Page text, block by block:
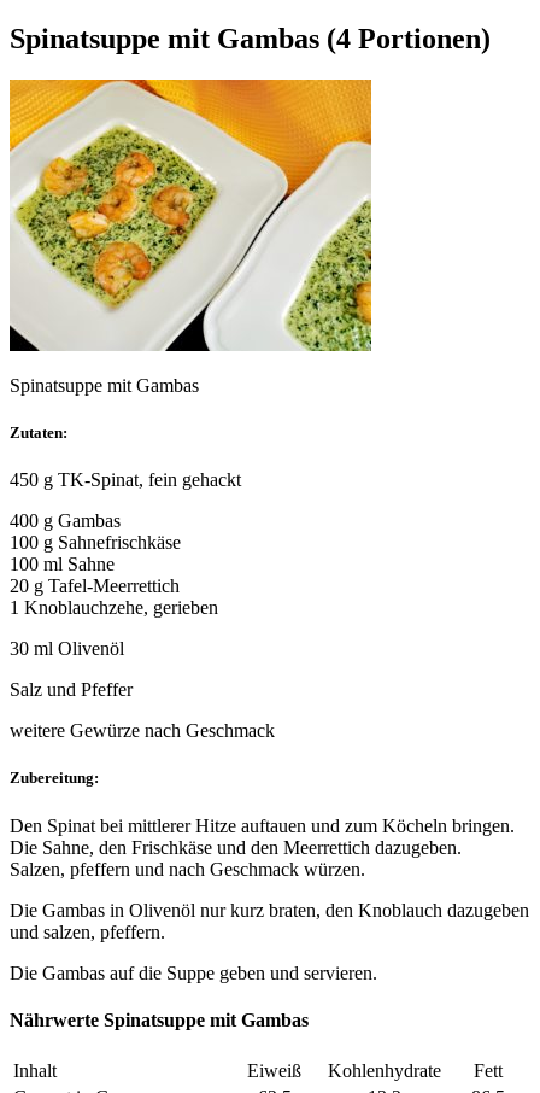
Spinatsuppe mit Gambas (4 Portionen)
Spinatsuppe mit Gambas
Zutaten:
450 g TK-Spinat, fein gehackt
400 g Gambas
100 g Sahnefrischkäse
100 ml Sahne
20 g Tafel-Meerrettich
1 Knoblauchzehe, gerieben
30 ml Olivenöl
Salz und Pfeffer
weitere Gewürze nach Geschmack
Zubereitung:
Den Spinat bei mittlerer Hitze auftauen und zum Köcheln bringen.
Die Sahne, den Frischkäse und den Meerrettich dazugeben.
Salzen, pfeffern und nach Geschmack würzen.
Die Gambas in Olivenöl nur kurz braten, den Knoblauch dazugeben
und salzen, pfeffern.
Die Gambas auf die Suppe geben und servieren.
Nährwerte Spinatsuppe mit Gambas
Inhalt Eiweiß Kohlenhydrate
Fett